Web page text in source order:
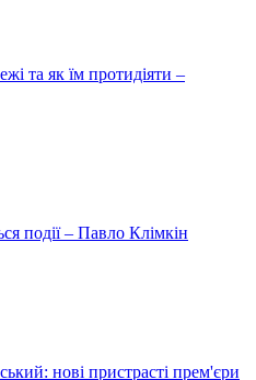
та як їм протидіяти –
події – Павло Клімкін
нові пристрасті прем'єри